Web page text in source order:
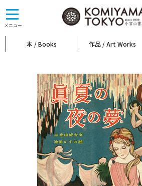
メニュー
toggle
navigation
本 / Books 作品 / Art Works